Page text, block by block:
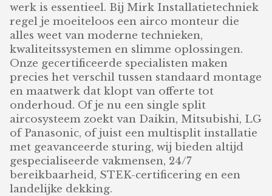
werk is essentieel. Bij Mirk Installatietechniek
regel je moeiteloos een airco monteur die
alles weet van moderne technieken,
kwaliteitssystemen en slimme oplossingen.
Onze gecertificeerde specialisten maken
precies het verschil tussen standaard montage
en maatwerk dat klopt van offerte tot
onderhoud. Of je nu een single split
aircosysteem zoekt van Daikin, Mitsubishi, LG
of Panasonic, of juist een multisplit installatie
met geavanceerde sturing, wij bieden altijd
gespecialiseerde vakmensen, 24/7
bereikbaarheid, STEK-certificering en een
landelijke dekking.